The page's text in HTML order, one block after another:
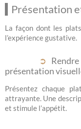
Présentation
La façon dont les
l’expérience gustative.
présentation
Présentez chaque
attrayante. Une
et stimule l’appétit.